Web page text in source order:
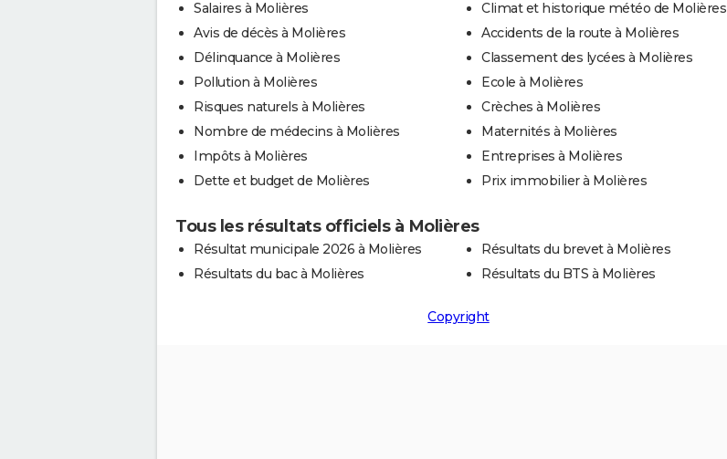
Salaires à Molières
Avis de décès à Molières
Délinquance à Molières
Pollution à Molières
Risques naturels à Molières
Nombre de médecins à Molières
Impôts à Molières
Dette et budget de Molières
Climat et historique météo de Molières
Accidents de la route à Molières
Classement des lycées à Molières
Ecole à Molières
Crèches à Molières
Maternités à Molières
Entreprises à Molières
Prix immobilier à Molières
Tous les résultats officiels à Molières
Résultat municipale 2026 à Molières
Résultats du bac à Molières
Résultats du brevet à Molières
Résultats du BTS à Molières
Copyright